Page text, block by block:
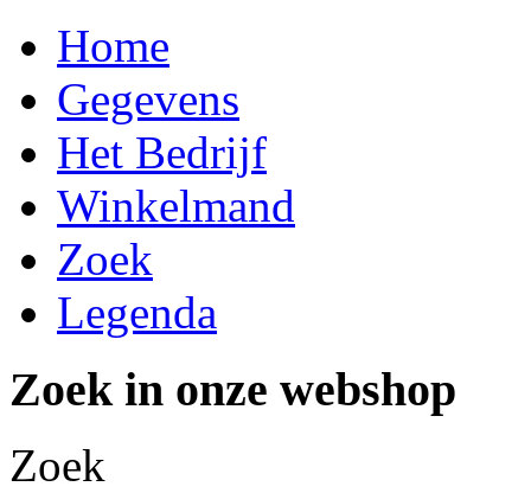
Home
Gegevens
Het Bedrijf
Winkelmand
Zoek
Legenda
Zoek in onze webshop
Zoek